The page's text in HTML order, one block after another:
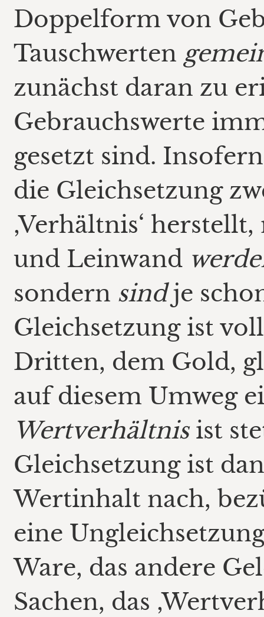
Doppelform von
Tauschwerten
zunächst daran zu
Gebrauchswerte
gesetzt sind.
die Gleichsetzung
‚Verhältnis‘
und Leinwand
sondern sindje
Gleichsetzung ist
Dritten, dem Gold,
auf diesem Umweg
Wertverhältnisist
Gleichsetzung ist
Wertinhalt nach,
eine
Ware, das andere
Sachen, das